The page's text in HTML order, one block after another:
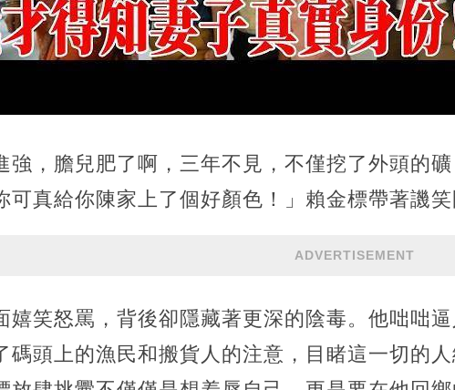
強，膽兒肥了啊，三年不見，不僅挖了外頭的
可真給你陳家上了個好顏色！」賴金標帶著譏笑
ADVERTISEMENT
嬉笑怒罵，背後卻隱藏著更深的陰毒。他咄咄
碼頭上的漁民和搬貨人的注意，目睹這一切的